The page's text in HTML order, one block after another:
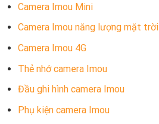
Camera Imou Mini
Camera Imou năng lượng mặt trời
Camera Imou 4G
Thẻ nhớ camera Imou
Đầu ghi hình camera Imou
Phụ kiện camera Imou